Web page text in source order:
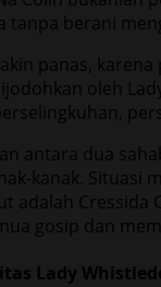
tanpa berani
panas, karena
oleh
antara dua
kanak. Situasi
adalah
gosip dan
Lady